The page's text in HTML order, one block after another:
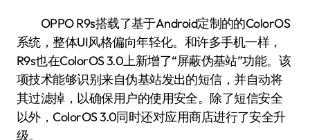
OPPO R9s搭载了基于Android定制的的ColorOS
系统，整体UI风格偏向年轻化。和许多手机一样，
R9s也在ColorOS 3.0上新增了“屏蔽伪基站”功能。该
项技术能够识别来自伪基站发出的短信，并自动将
其过滤掉，以确保用户的使用安全。除了短信安全
以外，ColorOS 3.0同时还对应用商店进行了安全升
级。